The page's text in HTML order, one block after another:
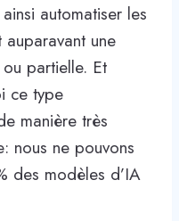
automatiser les
auparavant une
partielle. Et
ce type
manière très
nous ne pouvons
des modèles d’IA